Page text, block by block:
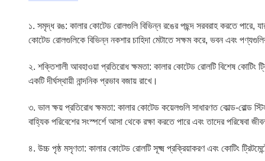
১. সমৃদ্ধ রঙ: কালার কোটেড রোলগুলি বিভিন্ন রঙের পছন্দ সরবরাহ করতে পারে,
কোটেড রোলগুলিকে বিভিন্ন নকশার চাহিদা মেটাতে সক্ষম করে, ভবন এবং
২. শক্তিশালী আবহাওয়া প্রতিরোধ ক্ষমতা: কালার কোটেড রোলটি বিশেষ কোটিং
একটি দীর্ঘস্থায়ী নান্দনিক প্রভাব বজায় রাখে।
৩. ভাল ক্ষয় প্রতিরোধ ক্ষমতা: কালার কোটেড কয়েলগুলি সাধারণত কোল্ড-রোল্ড
বাহ্যিক পরিবেশের সংস্পর্শে আসা থেকে রক্ষা করতে পারে এবং তাদের পরিষেবা
৪. উচ্চ পৃষ্ঠ মসৃণতা: কালার কোটেড রোলটি সূক্ষ্ম প্রক্রিয়াকরণ এবং কোটিং